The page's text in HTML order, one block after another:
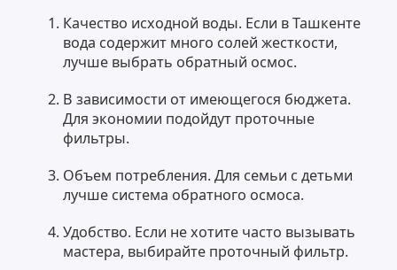
Качество исходной воды. Если в Ташкенте
вода содержит много солей жесткости,
лучше выбрать обратный осмос.
В зависимости от имеющегося бюджета.
Для экономии подойдут проточные
фильтры.
Объем потребления. Для семьи с детьми
лучше система обратного осмоса.
Удобство. Если не хотите часто вызывать
мастера, выбирайте проточный фильтр.